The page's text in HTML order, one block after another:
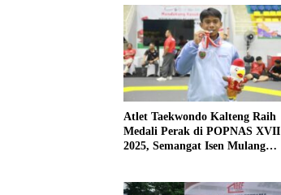
Atlet Taekwondo Kalteng Raih
Medali Perak di POPNAS XVII
2025, Semangat Isen Mulang